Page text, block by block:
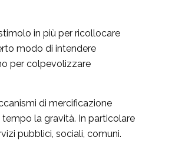
in più per ricollocare
modo di intendere
per colpevolizzare
di mercificazione
la gravità. In particolare
pubblici, sociali, comuni.